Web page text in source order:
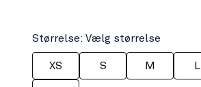
Størrelse: Vælg størrelse
XS S M L